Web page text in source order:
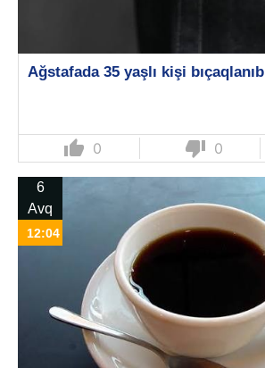
Ağstafada 35 yaşlı kişi bıçaqlanıb
thumb_up 0 thumb_down 0
6
Avq
12:04